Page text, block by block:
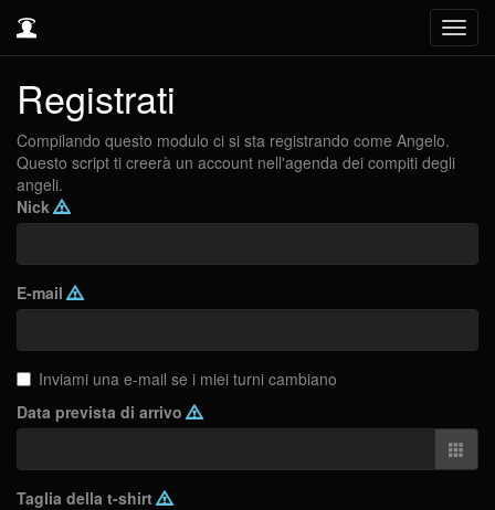
Registrati
Compilando questo modulo ci si sta registrando come Angelo.
Questo script ti creerà un account nell'agenda dei compiti degli
angeli.
Nick
E-mail
Inviami una e-mail se i miei turni cambiano
Data prevista di arrivo
Taglia della t-shirt